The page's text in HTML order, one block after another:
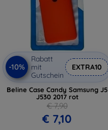
-10%
Rabatt
mit
Gutschein
EXTRA10
Beline Case Candy Samsung J5
J530 2017 rot
€ 7,90
€ 7,10